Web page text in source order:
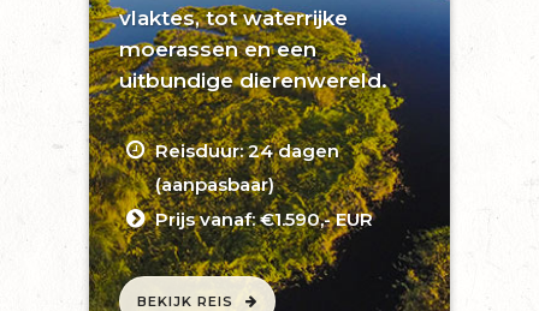
vlaktes, tot waterrijke
moerassen en een
uitbundige dierenwereld.
Reisduur: 24 dagen
(aanpasbaar)
Prijs vanaf: €1.590,- EUR
BEKIJK REIS